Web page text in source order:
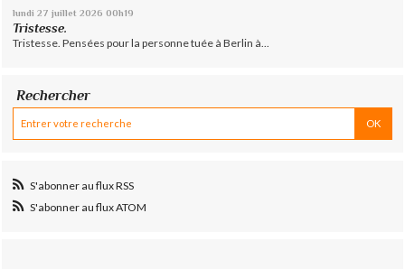
lundi 27 juillet 2026 00h19
Tristesse.
Tristesse. Pensées pour la personne tuée à Berlin à...
Rechercher
S'abonner au flux RSS
S'abonner au flux ATOM